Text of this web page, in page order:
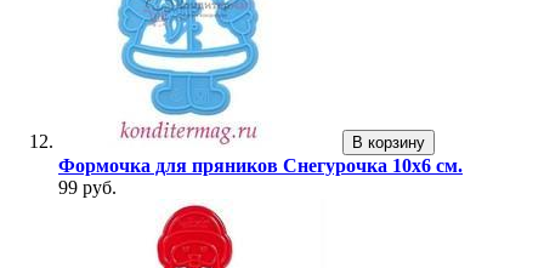
В корзину
Формочка для пряников Снегурочка 10х6 см.
99 руб.